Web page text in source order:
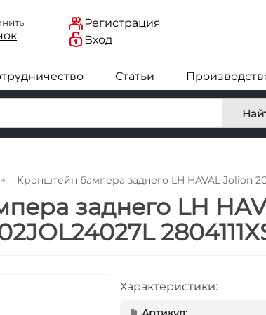
Регистрация
Вход
Статьи
Кронштейн бампера заднего LH HAVAL Jolion
заднего LH
Характеристики: